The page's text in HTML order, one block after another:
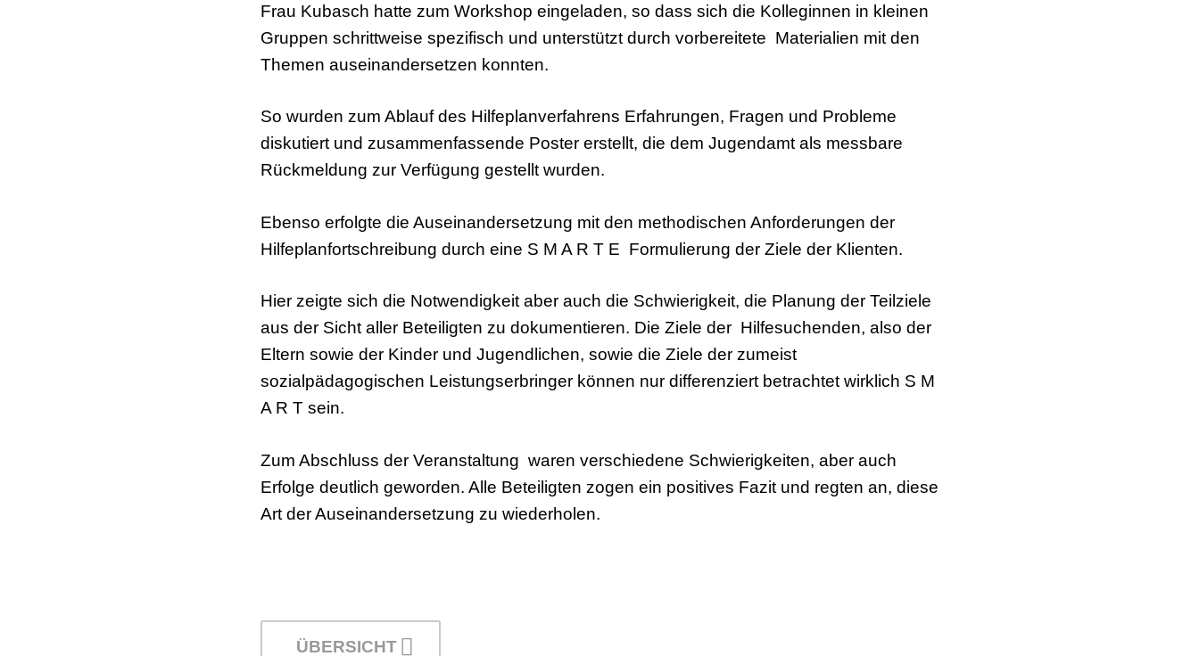
Frau Kubasch hatte zum Workshop eingeladen, so dass sich die Kolleginnen in kleinen
Gruppen schrittweise spezifisch und unterstützt durch vorbereitete Materialien mit den
Themen auseinandersetzen konnten.
So wurden zum Ablauf des Hilfeplanverfahrens Erfahrungen, Fragen und Probleme
diskutiert und zusammenfassende Poster erstellt, die dem Jugendamt als messbare
Rückmeldung zur Verfügung gestellt wurden.
Ebenso erfolgte die Auseinandersetzung mit den methodischen Anforderungen der
Hilfeplanfortschreibung durch eine S M A R T E Formulierung der Ziele der Klienten.
Hier zeigte sich die Notwendigkeit aber auch die Schwierigkeit, die Planung der Teilziele
aus der Sicht aller Beteiligten zu dokumentieren. Die Ziele der Hilfesuchenden, also der
Eltern sowie der Kinder und Jugendlichen, sowie die Ziele der zumeist
sozialpädagogischen Leistungserbringer können nur differenziert betrachtet wirklich S M
A R T sein.
Zum Abschluss der Veranstaltung waren verschiedene Schwierigkeiten, aber auch
Erfolge deutlich geworden. Alle Beteiligten zogen ein positives Fazit und regten an, diese
Art der Auseinandersetzung zu wiederholen.
ÜBERSICHT